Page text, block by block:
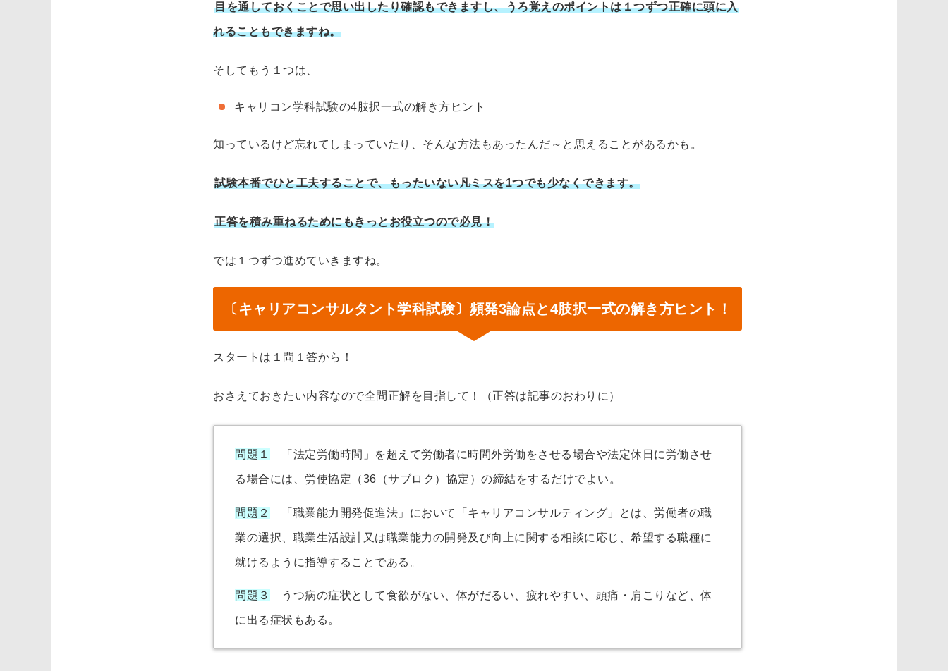
目を通しておくことで思い出したり確認もできますし、うろ覚えのポイントは１つずつ正確に頭に入
れることもできますね。
そしてもう１つは、
キャリコン学科試験の4肢択一式の解き方ヒント
知っているけど忘れてしまっていたり、そんな方法もあったんだ～と思えることがあるかも。
試験本番でひと工夫することで、もったいない凡ミスを1つでも少なくできます。
正答を積み重ねるためにもきっとお役立つので必見！
では１つずつ進めていきますね。
〔キャリアコンサルタント学科試験〕頻発3論点と4肢択一式の解き方ヒント！
スタートは１問１答から！
おさえておきたい内容なので全問正解を目指して！（正答は記事のおわりに）
問題１ 「法定労働時間」を超えて労働者に時間外労働をさせる場合や法定休日に労働させ
る場合には、労使協定（36（サブロク）協定）の締結をするだけでよい。
問題２ 「職業能力開発促進法」において「キャリアコンサルティング」とは、労働者の職
業の選択、職業生活設計又は職業能力の開発及び向上に関する相談に応じ、希望する職種に
就けるように指導することである。
問題３ うつ病の症状として食欲がない、体がだるい、疲れやすい、頭痛・肩こりなど、体
に出る症状もある。